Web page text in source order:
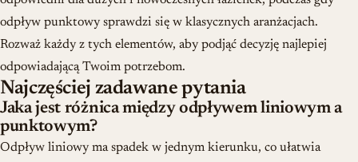
odpływ punktowy sprawdzi się w klasycznych aranżacjach.
Rozważ każdy z tych elementów, aby podjąć decyzję najlepiej
odpowiadającą Twoim potrzebom.
Najczęściej zadawane pytania
Jaka jest różnica między odpływem liniowym a
punktowym?
Odpływ liniowy ma spadek w jednym kierunku, co ułatwia